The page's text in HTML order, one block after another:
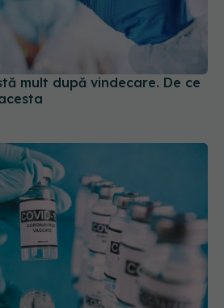
mult după vindecare. De ce
19, autorizate de FDA
65 de ani